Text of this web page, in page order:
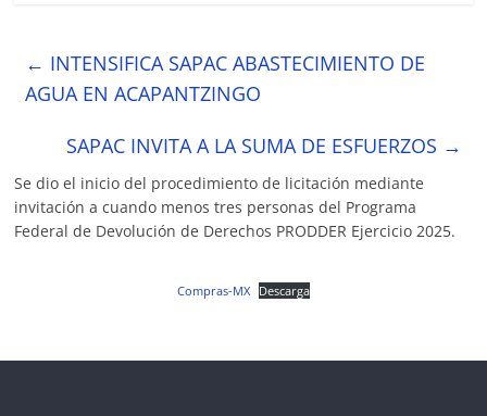
← INTENSIFICA SAPAC ABASTECIMIENTO DE
AGUA EN ACAPANTZINGO
SAPAC INVITA A LA SUMA DE ESFUERZOS →
Se dio el inicio del procedimiento de licitación mediante
invitación a cuando menos tres personas del Programa
Federal de Devolución de Derechos PRODDER Ejercicio 2025.
Compras-MX Descarga